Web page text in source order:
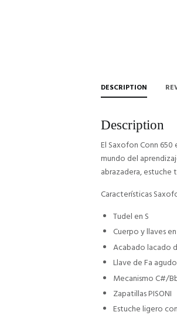
DESCRIPTION
Description
El Saxofon Conn
mundo del
abrazadera,
Características
Tudel en S
Cuerpo y llaves
Acabado lacado
Llave de Fa agudo
Mecanismo C#/
Zapatillas PISONI
Estuche ligero